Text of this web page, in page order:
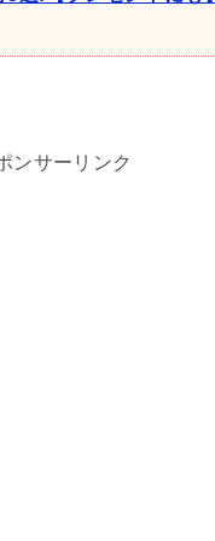
ンサーリンク